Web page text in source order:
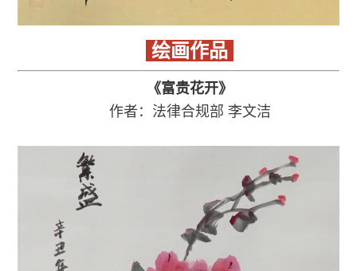
绘画作品
《富贵花开》
作者：法律合规部 李文洁